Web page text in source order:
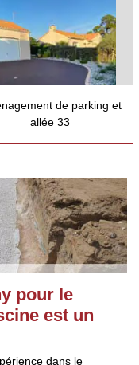
de parking et
allée 33
pour le
est un
dans le